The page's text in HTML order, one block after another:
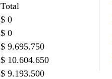
Total
$ 0
$ 0
$ 9.695.750
$ 10.604.650
$ 9.193.500